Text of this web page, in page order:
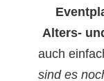
Alters-
auch
sind es